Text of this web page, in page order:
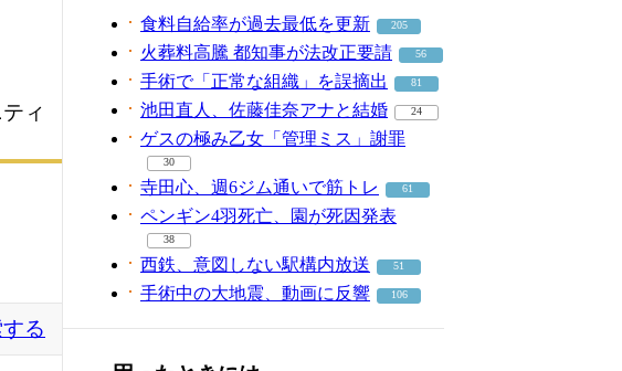
ィ
る
食料自給率が過去最低を更新 205
火葬料高騰 都知事が法改正要請 56
手術で「正常な組織」を誤摘出 81
池田直人、佐藤佳奈アナと結婚 24
ゲスの極み乙女「管理ミス」謝罪
30
寺田心、週6ジム通いで筋トレ 61
ペンギン4羽死亡、園が死因発表
38
西鉄、意図しない駅構内放送 51
手術中の大地震、動画に反響 106